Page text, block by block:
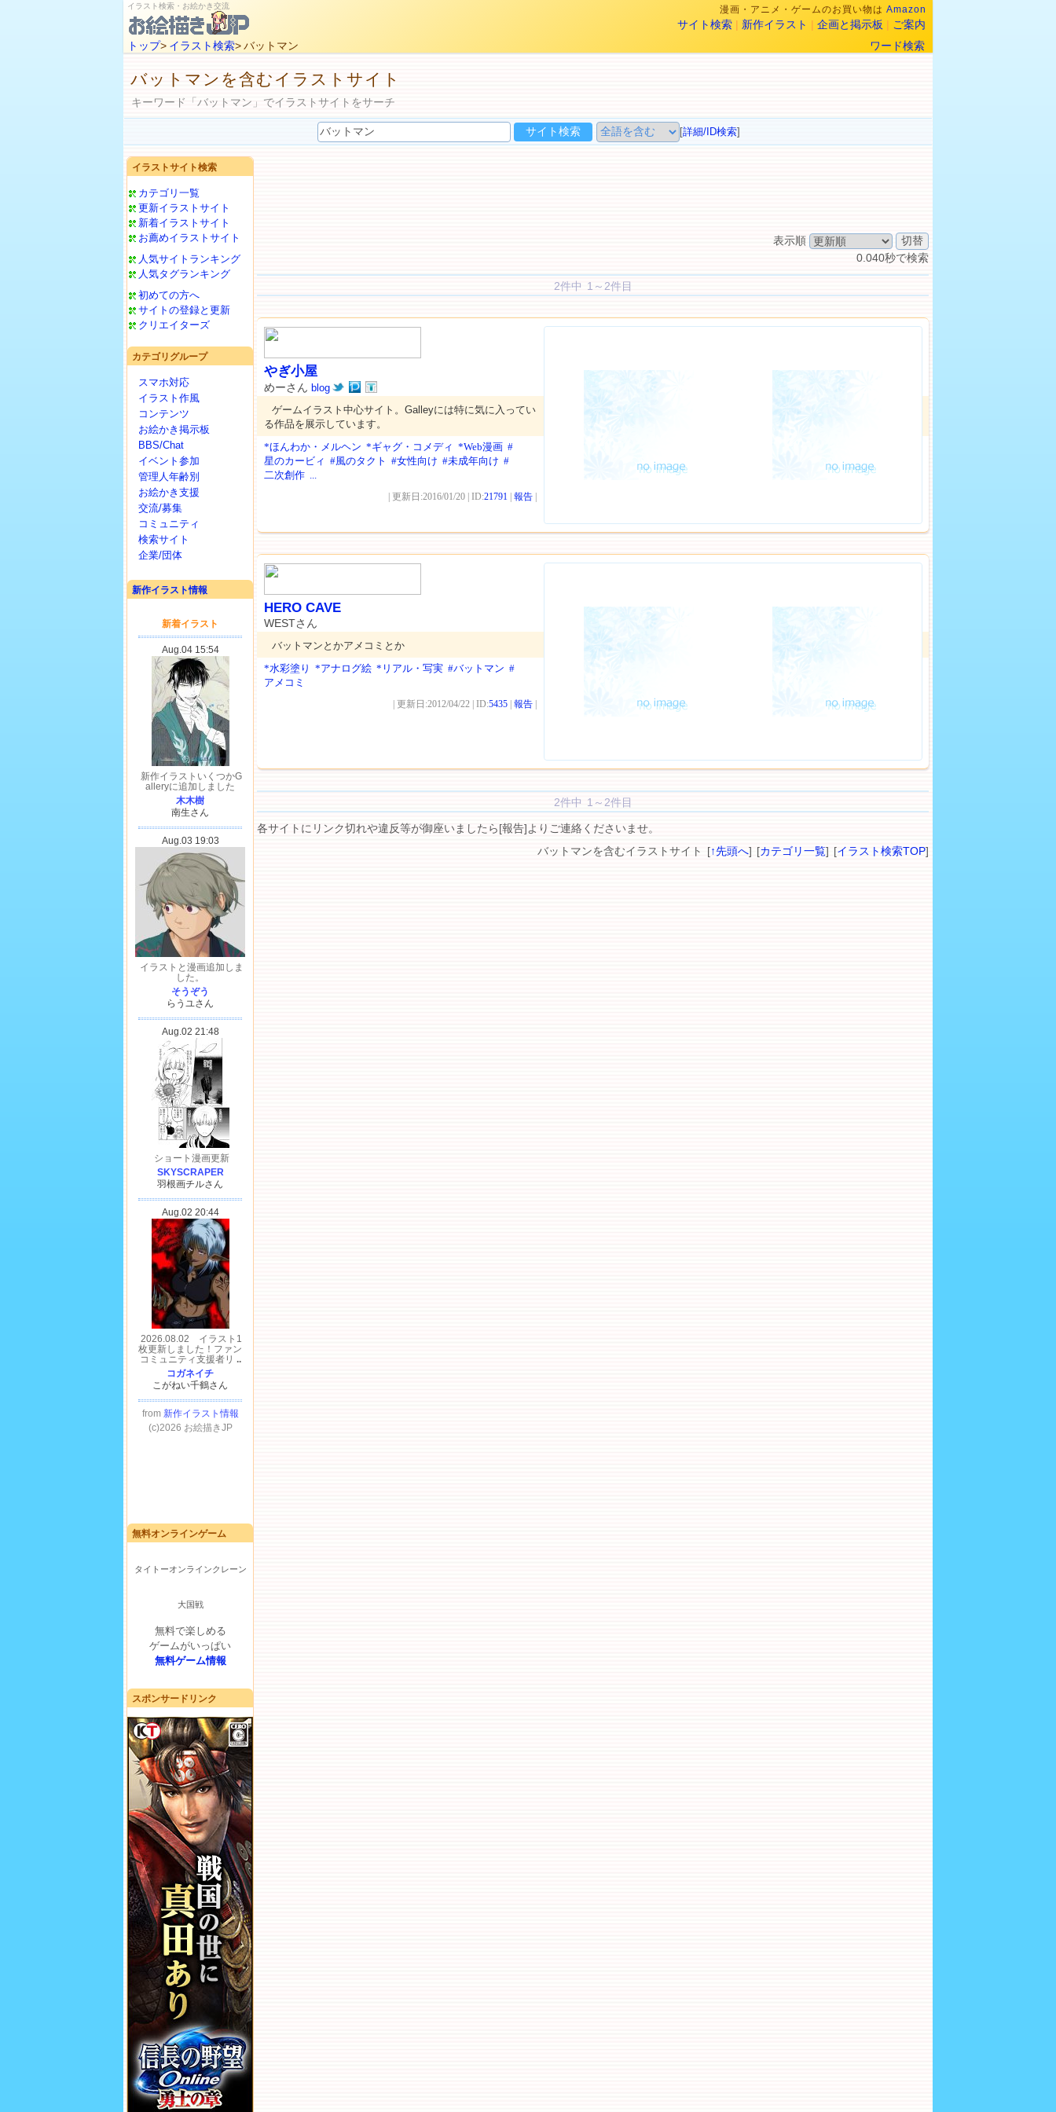
イラスト検索・お絵かき交流 漫画・アニメ・ゲームのお買い物は Amazon
サイト検索 | 新作イラスト | 企画と掲示板 | ご案内
トップ> イラスト検索> バットマン ワード検索
バットマンを含むイラストサイト
キーワード「バットマン」でイラストサイトをサーチ
[詳細/ID検索]
イラストサイト検索
カテゴリ一覧
更新イラストサイト
新着イラストサイト
お薦めイラストサイト
人気サイトランキング
人気タグランキング
初めての方へ
サイトの登録と更新
クリエイターズ
カテゴリグループ
スマホ対応
イラスト作風
コンテンツ
お絵かき掲示板
BBS/Chat
イベント参加
管理人年齢別
お絵かき支援
交流/募集
コミュニティ
検索サイト
企業/団体
新作イラスト情報
無料オンラインゲーム
タイトーオンラインクレーン
大国戦
無料で楽しめる
ゲームがいっぱい
無料ゲーム情報
スポンサードリンク
表示順
0.040秒で検索
2件中 1～2件目
やぎ小屋
めーさん blog
ゲームイラスト中心サイト。Galleyには特に気に入ってい
る作品を展示しています。
*ほんわか・メルヘン *ギャグ・コメディ *Web漫画 #
星のカービィ #風のタクト #女性向け #未成年向け #
二次創作 ...
| 更新日:2016/01/20 | ID:21791 報告
HERO CAVE
WESTさん
バットマンとかアメコミとか
*水彩塗り *アナログ絵 *リアル・写実 #バットマン #
アメコミ
| 更新日:2012/04/22 | ID:5435 報告
2件中 1～2件目
各サイトにリンク切れや違反等が御座いましたら[報告]よりご連絡くださいませ。
バットマンを含むイラストサイト [↑先頭へ] [カテゴリ一覧] [イラスト検索TOP]